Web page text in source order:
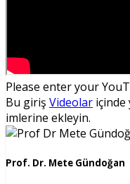
Please enter your
Bu giriş Videolar içinde
imlerine ekleyin.
Prof. Dr. Mete Gündoğan